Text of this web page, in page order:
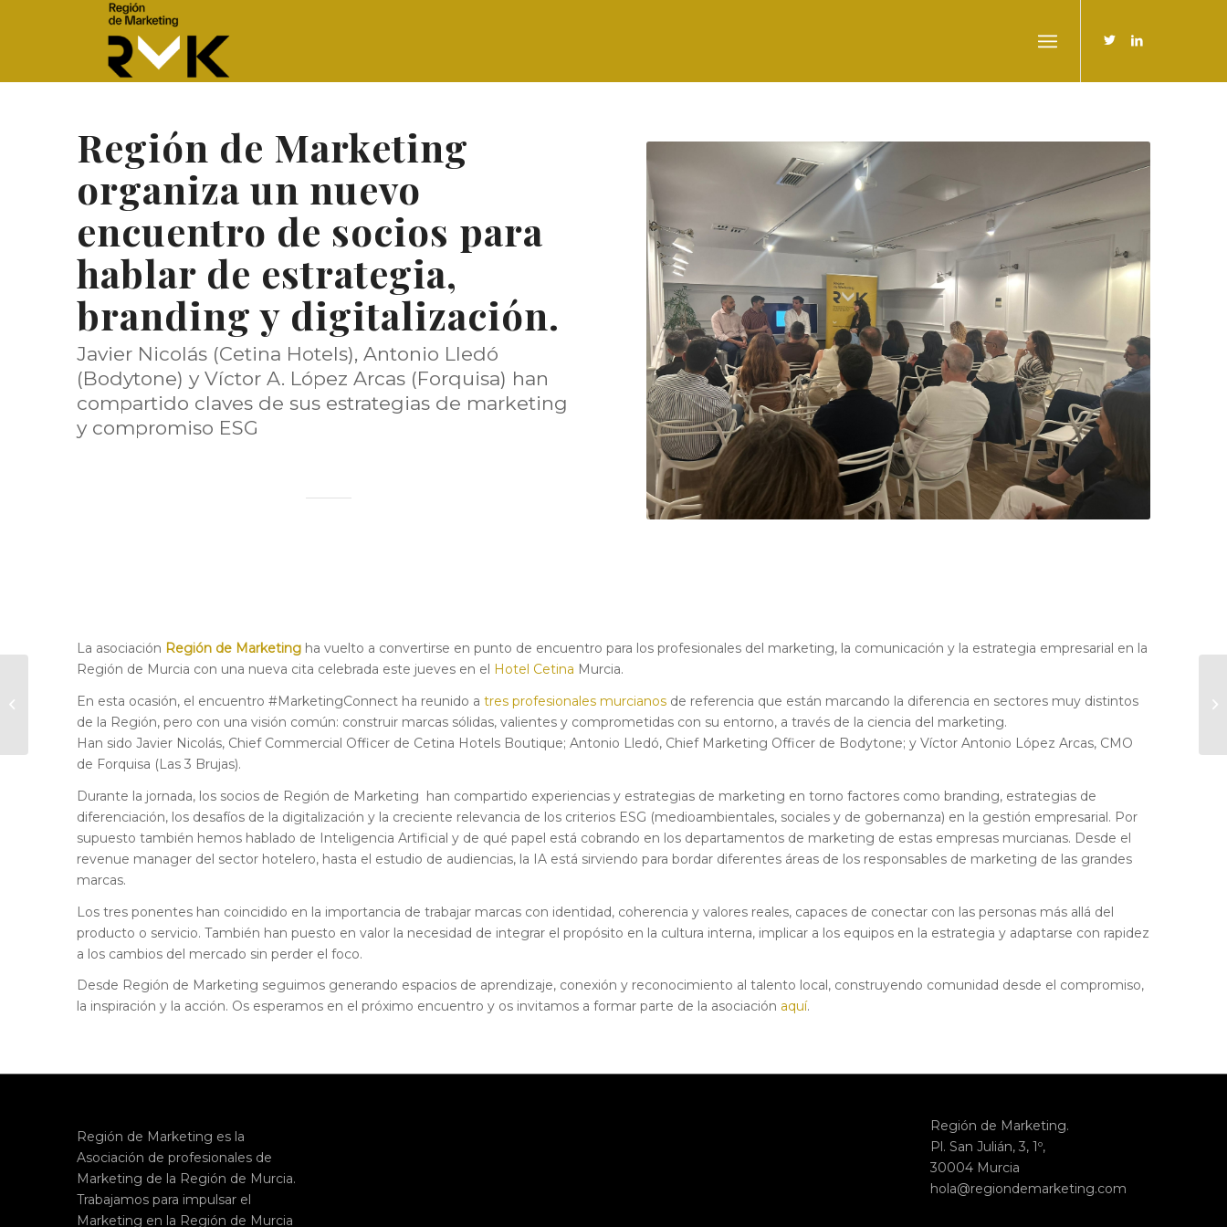
Región de Marketing
organiza un nuevo
encuentro de socios para
hablar de estrategia,
branding y digitalización.
Javier Nicolás (Cetina Hotels), Antonio Lledó
(Bodytone) y Víctor A. López Arcas (Forquisa) han
compartido claves de sus estrategias de marketing
y compromiso ESG
La asociación Región de Marketingha vuelto a convertirse en punto de encuentro para los profesionales del marketing, la comunicación y la estrategia empresarial en la
Región de Murcia con una nueva cita celebrada este jueves en el Hotel Cetina Murcia.
En esta ocasión, el encuentro #MarketingConnect ha reunido a tres profesionales murcianosde referencia que están marcando la diferencia en sectores muy distintos
de la Región, pero con una visión común: construir marcas sólidas, valientes y comprometidas con su entorno, a través de la ciencia del marketing.
Han sido Javier Nicolás, Chief Commercial Officer de Cetina Hotels Boutique; Antonio Lledó, Chief Marketing Officer de Bodytone; y Víctor Antonio López Arcas, CMO
de Forquisa (Las 3 Brujas).
Durante la jornada, los socios de Región de Marketing han compartido experiencias y estrategias de marketing en torno factores como branding, estrategias de
diferenciación, los desafíos de la digitalización y la creciente relevancia de los criterios ESG (medioambientales, sociales y de gobernanza) en la gestión empresarial. Por
supuesto también hemos hablado de Inteligencia Artificial y de qué papel está cobrando en los departamentos de marketing de estas empresas murcianas. Desde el
revenue manager del sector hotelero, hasta el estudio de audiencias, la IA está sirviendo para bordar diferentes áreas de los responsables de marketing de las grandes
marcas.
Los tres ponentes han coincidido en la importancia de trabajar marcas con identidad, coherencia y valores reales, capaces de conectar con las personas más allá del
producto o servicio. También han puesto en valor la necesidad de integrar el propósito en la cultura interna, implicar a los equipos en la estrategia y adaptarse con rapidez
a los cambios del mercado sin perder el foco.
Desde Región de Marketing seguimos generando espacios de aprendizaje, conexión y reconocimiento al talento local, construyendo comunidad desde el compromiso,
la inspiración y la acción. Os esperamos en el próximo encuentro y os invitamos a formar parte de la asociación aquí.
Región de Marketing es la
Asociación de profesionales de
Marketing de la Región de Murcia.
Trabajamos para impulsar el
Marketing en la Región de Murcia
Región de Marketing.
Pl. San Julián, 3, 1º,
30004 Murcia
hola@regiondemarketing.com
Nuevo encuentro
#MarketingConnect